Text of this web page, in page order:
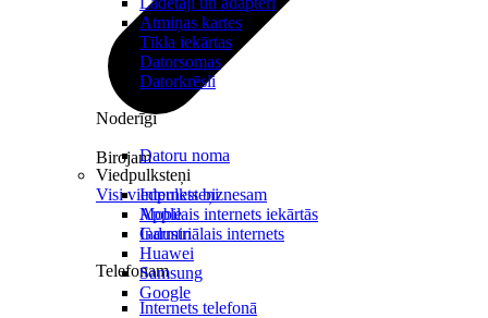
Birojam
Internets biznesam
Mobilais internets iekārtās
Industriālais internets
Telefonam
Internets telefonā
Atmiņas kartes
Tīkla iekārtas
Datorsomas
Datorkrēsli
Noderīgi
Datoru noma
Viedpulksteņi
Visi viedpulksteņi
Apple
Garmin
Huawei
Samsung
Google